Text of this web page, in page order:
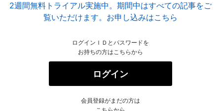
2週間無料トライアル実施中。期間中はすべての記事をご
覧いただけます。お申し込みはこちら
ログインＩＤとパスワードを
お持ちの方はこちらから
ログイン
会員登録がまだの方は